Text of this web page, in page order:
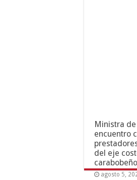
Ministra
encuentro
del eje
carabobeño
agosto 5,